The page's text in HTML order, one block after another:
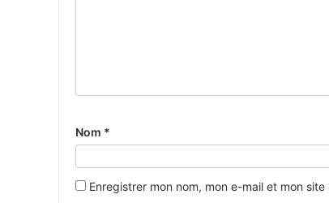
Nom *
Enregistrer mon nom, mon e-mail et mon